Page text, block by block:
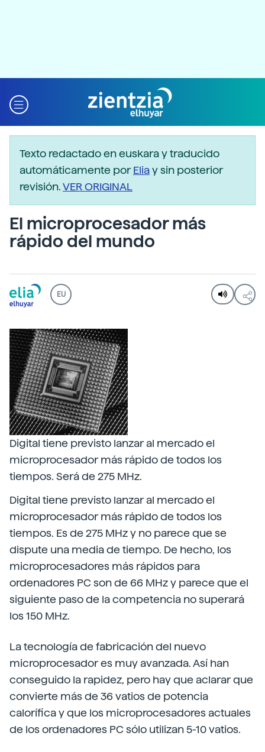
Texto redactado en euskara y traducido
automáticamente porEliay sin posterior
revisión.VER ORIGINAL
El microprocesador más
rápido del mundo
EU
Digital tiene previsto lanzar al mercado el
microprocesador más rápido de todos los
tiempos. Será de 275 MHz.
Digital tiene previsto lanzar al mercado el
microprocesador más rápido de todos los
tiempos. Es de 275 MHz y no parece que se
dispute una media de tiempo. De hecho, los
microprocesadores más rápidos para
ordenadores PC son de 66 MHz y parece que el
siguiente paso de la competencia no superará
los 150 MHz.
La tecnología de fabricación del nuevo
microprocesador es muy avanzada. Así han
conseguido la rapidez, pero hay que aclarar que
convierte más de 36 vatios de potencia
calorífica y que los microprocesadores actuales
de los ordenadores PC sólo utilizan 5-10 vatios.